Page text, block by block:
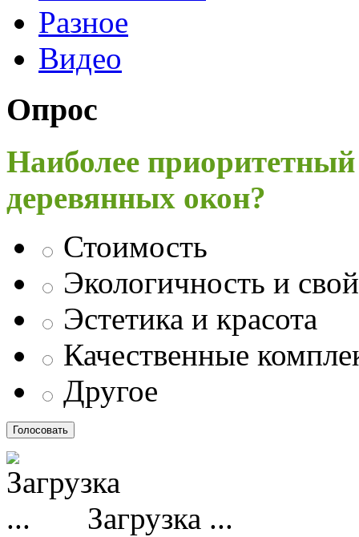
Разное
Видео
Опрос
Наиболее
деревянных окон?
Стоимость
Экологичность и
Эстетика и красота
Качественные
Другое
Загрузка ...